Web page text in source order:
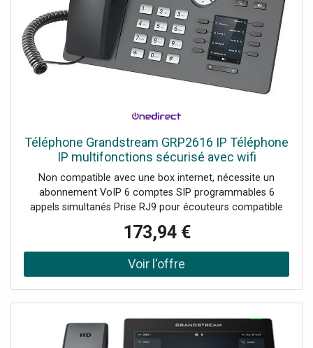
Téléphone Grandstream GRP2616 IP Téléphone
IP multifonctions sécurisé avec wifi
Non compatible avec une box internet, nécessite un
abonnement VoIP 6 comptes SIP programmables 6
appels simultanés Prise RJ9 pour écouteurs compatible
OPUS et G.722 Fonction de connection Wifi et bluetooth
V5 Écran LCD couleur 4.3" Protection de l'entreprise avec
démarrage et micrologiciel crypté Conférence à 3 et haut-
parleur mains libres Touches de lignes numériques BLF
173,94 €